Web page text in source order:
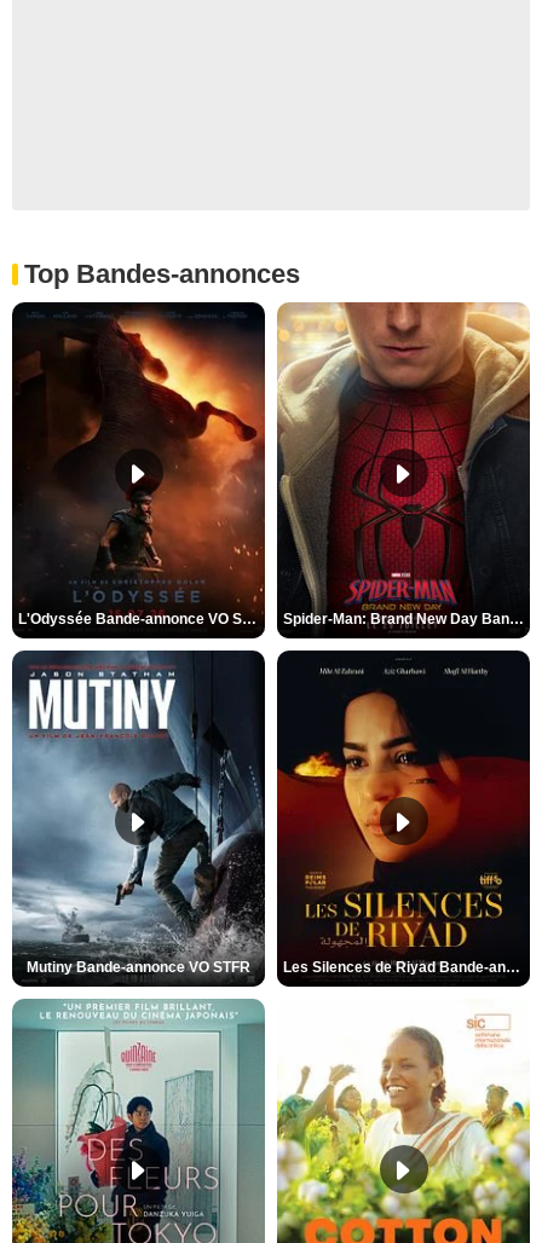
Top Bandes-annonces
L'Odyssée Bande-annonce VO STFR Spider-Man: Brand New Day Bande-annonce VO STFR
Mutiny Bande-annonce VO STFR Les Silences de Riyad Bande-annonce VO STFR